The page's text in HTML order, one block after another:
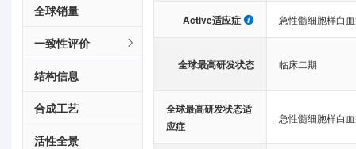
全球销量
一致性评价
结构信息
合成工艺
活性全景
Active适应症 急性髓细胞样白
全球最高研发状态 临床二期
全球最高研发状态适
应症
急性髓细胞样白